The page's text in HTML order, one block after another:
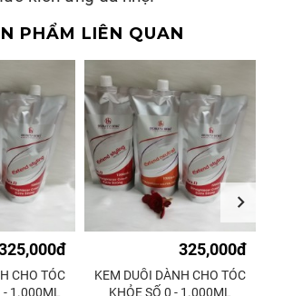
PHẨM LIÊN QUAN
CHO TÓC
- 1.000ML
KEM DUỖI DÀNH CHO TÓC
KHỎE SỐ 0 - 1.000ML
325,000đ